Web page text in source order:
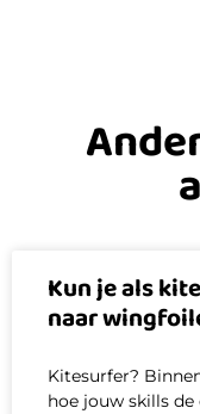
Kun je als
naar
Kitesurfer?
hoe jouw skills